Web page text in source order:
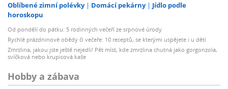
Oblíbené zimní polévky Domácí pekárny
Jídlo podle
horoskopu
Od pondělí do pátku: 5 rodinných večeří ze srpnové úrody
Rychlé prázdninové obědy či večeře: 10 receptů, se kterými uspějete i u dětí
Zmrzlina, jakou jste ještě nejedli! Pět míst, kde zmrzlina chutná jako gorgonzola,
svíčková nebo krupicová kaše
Hobby a zábava